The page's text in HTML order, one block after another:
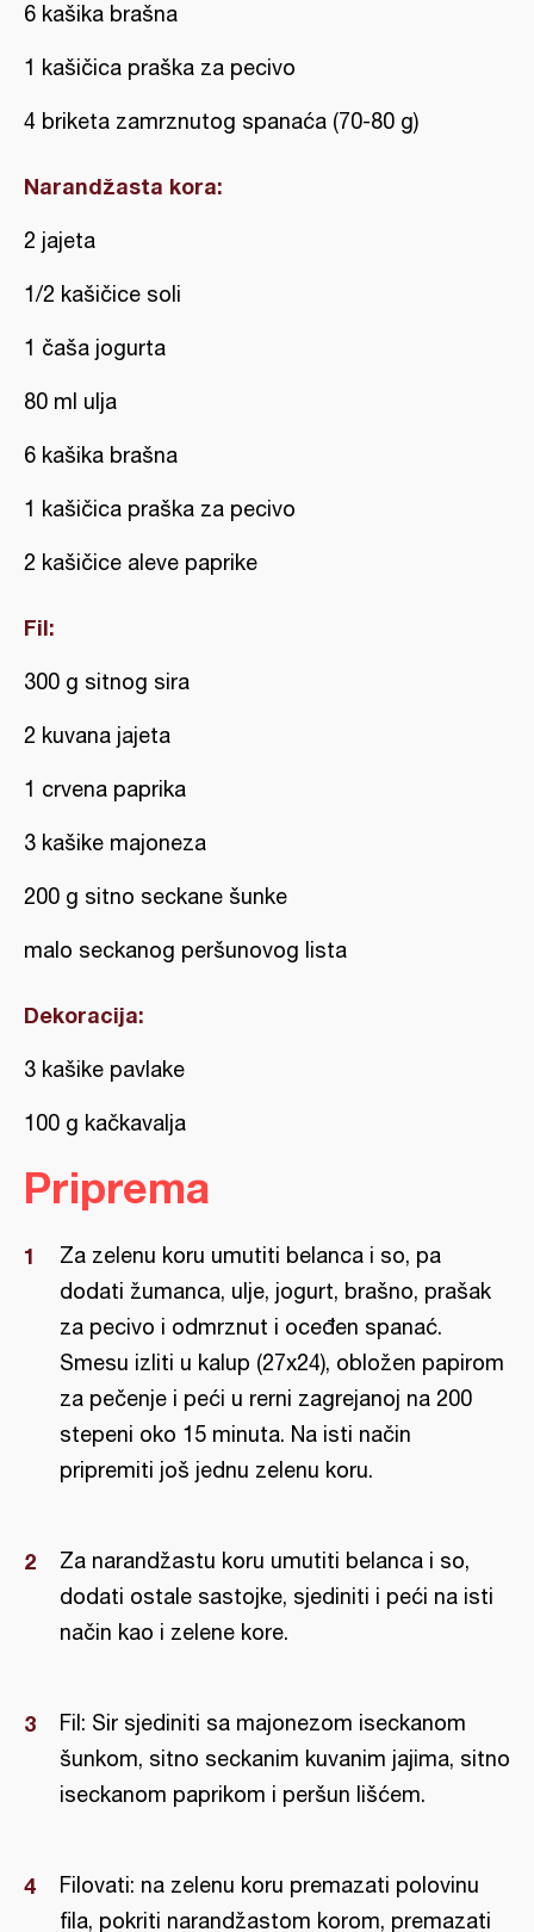
6 kašika brašna
1 kašičica praška za pecivo
4 briketa zamrznutog spanaća (70-80 g)
Narandžasta kora:
2 jajeta
1/2 kašičice soli
1 čaša jogurta
80 ml ulja
6 kašika brašna
1 kašičica praška za pecivo
2 kašičice aleve paprike
Fil:
300 g sitnog sira
2 kuvana jajeta
1 crvena paprika
3 kašike majoneza
200 g sitno seckane šunke
malo seckanog peršunovog lista
Dekoracija:
3 kašike pavlake
100 g kačkavalja
Priprema
Za zelenu koru umutiti belanca i so, pa
dodati žumanca, ulje, jogurt, brašno, prašak
za pecivo i odmrznut i oceđen spanać.
Smesu izliti u kalup (27x24), obložen papirom
za pečenje i peći u rerni zagrejanoj na 200
stepeni oko 15 minuta. Na isti način
pripremiti još jednu zelenu koru.
Za narandžastu koru umutiti belanca i so,
dodati ostale sastojke, sjediniti i peći na isti
način kao i zelene kore.
Fil: Sir sjediniti sa majonezom iseckanom
šunkom, sitno seckanim kuvanim jajima, sitno
iseckanom paprikom i peršun lišćem.
Filovati: na zelenu koru premazati polovinu
fila, pokriti narandžastom korom, premazati